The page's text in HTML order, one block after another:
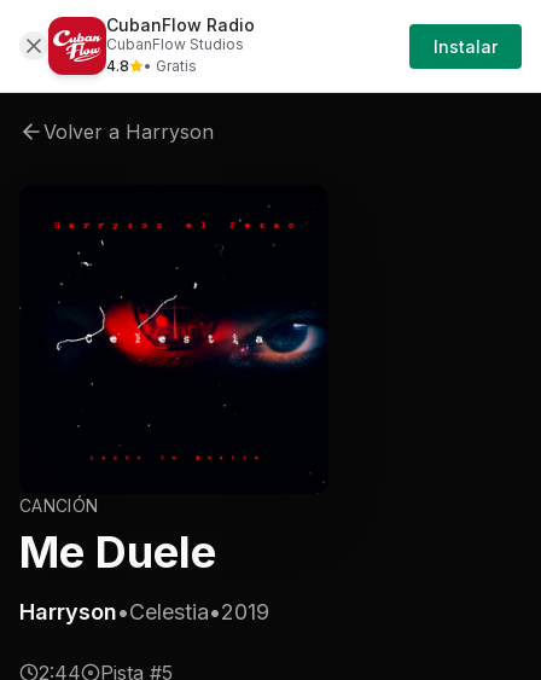
Artistas Harryson Harryson-celestia
Volver a Harryson
CANCIÓN
Me Duele
Harryson•Celestia•2019
2:44 Pista #5
CubanFlow Radio
CubanFlow Studios
4.8
• Gratis
Instalar